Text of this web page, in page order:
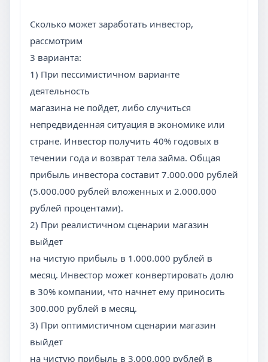
Сколько может заработать инвестор,
рассмотрим
3 варианта:
1) При пессимистичном варианте
деятельность
магазина не пойдет, либо случиться
непредвиденная ситуация в экономике или
стране. Инвестор получить 40% годовых в
течении года и возврат тела займа. Общая
прибыль инвестора составит 7.000.000 рублей
(5.000.000 рублей вложенных и 2.000.000
рублей процентами).
2) При реалистичном сценарии магазин
выйдет
на чистую прибыль в 1.000.000 рублей в
месяц. Инвестор может конвертировать долю
в 30% компании, что начнет ему приносить
300.000 рублей в месяц.
3) При оптимистичном сценарии магазин
выйдет
на чистую прибыль в 3.000.000 рублей в